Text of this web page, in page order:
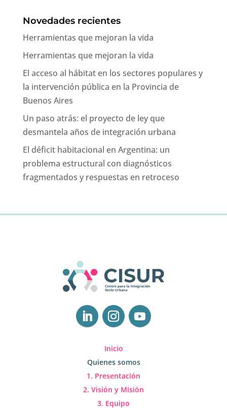
Novedades recientes
Herramientas que mejoran la vida
Herramientas que mejoran la vida
El acceso al hábitat en los sectores populares y
la intervención pública en la Provincia de
Buenos Aires
Un paso atrás: el proyecto de ley que
desmantela años de integración urbana
El déficit habitacional en Argentina: un
problema estructural con diagnósticos
fragmentados y respuestas en retroceso
Inicio
Quienes somos
1. Presentación
2. Visión y Misión
3. Equipo